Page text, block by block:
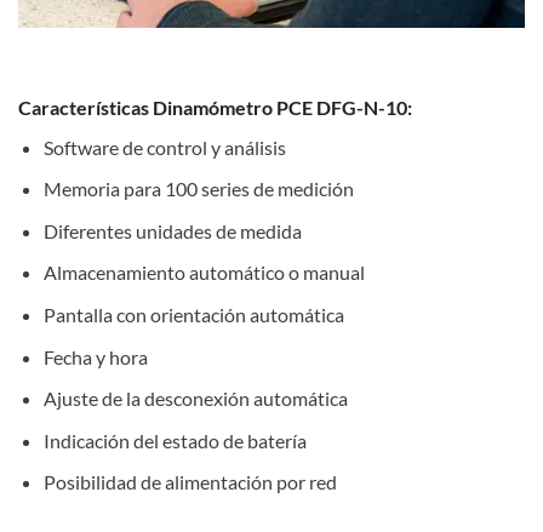
Características Dinamómetro PCE DFG-N-10:
Software de control y análisis
Memoria para 100 series de medición
Diferentes unidades de medida
Almacenamiento automático o manual
Pantalla con orientación automática
Fecha y hora
Ajuste de la desconexión automática
Indicación del estado de batería
Posibilidad de alimentación por red